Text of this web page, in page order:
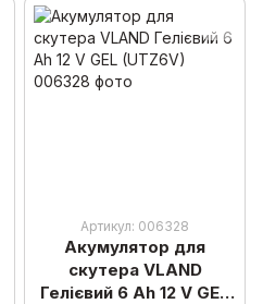
Артикул: 006328
Акумулятор для
скутера VLAND
Гелієвий 6 Ah 12 V GEL